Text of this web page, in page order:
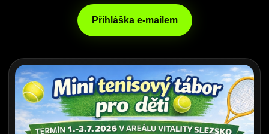
Přihláška e-mailem